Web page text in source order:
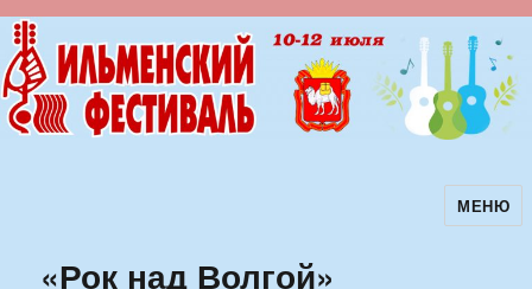
Ильменский фестиваль авторскойМЕНЮ
«Рок над Волгой»